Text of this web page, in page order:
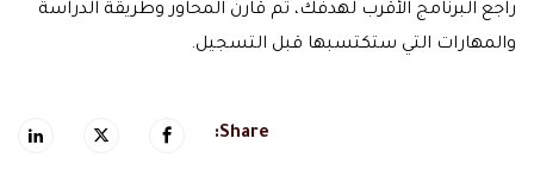
راجع البرنامج الأقرب لهدفك، ثم قارن المحاور وطريقة الدراسة
والمهارات التي ستكتسبها قبل التسجيل.
Share: